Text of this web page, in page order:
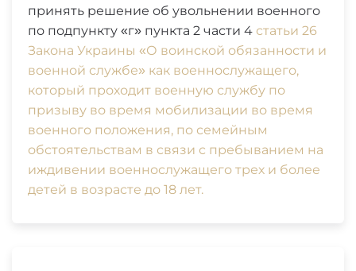
принять решение об увольнении военного
по подпункту «г» пункта 2 части 4 статьи 26
Закона Украины «О воинской обязанности и
военной службе» как военнослужащего,
который проходит военную службу по
призыву во время мобилизации во время
военного положения, по семейным
обстоятельствам в связи с пребыванием на
иждивении военнослужащего трех и более
детей в возрасте до 18 лет.